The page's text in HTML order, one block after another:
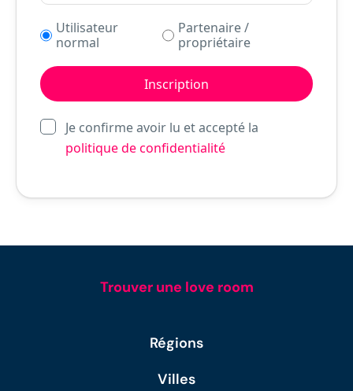
Utilisateur
normal
Partenaire /
propriétaire
Je confirme avoir lu et accepté la
politique de confidentialité
Trouver une love room
Régions
Villes